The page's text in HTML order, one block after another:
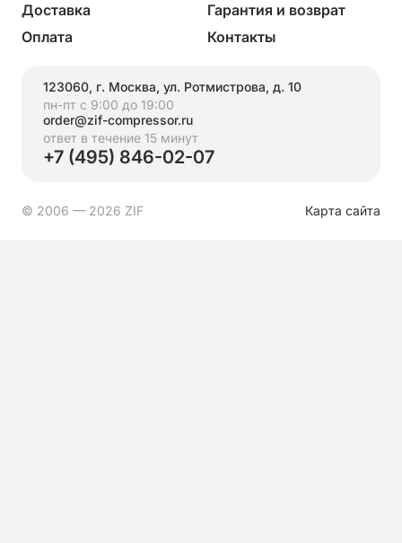
Доставка
Гарантия и возврат
Оплата
Контакты
123060, г. Москва, ул. Ротмистрова, д. 10
пн-пт с 9:00 до 19:00
order@zif-compressor.ru
ответ в течение 15 минут
+7 (495) 846-02-07
© 2006 — 2026 ZIF Карта сайта